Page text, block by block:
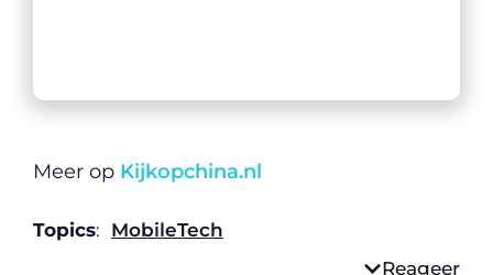
Meer op Kijkopchina.nl
Topics: MobileTech
Reageer